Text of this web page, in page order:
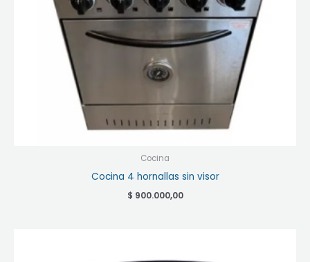
Cocina
Cocina 4 hornallas sin visor
$ 900.000,00